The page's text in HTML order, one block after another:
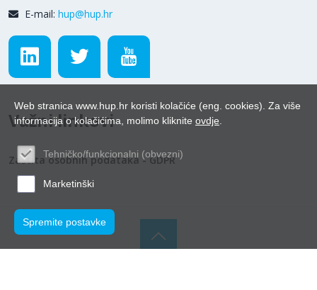
E-mail: hup@hup.hr
Važni linkovi
Zaštita osobnih podataka - GDPR
Web stranica www.hup.hr koristi kolačiće (eng. cookies). Za više
informacija o kolačićima, molimo kliknite ovdje
Tehničko/funkcionalni (obvezni)
Marketinški
Spremite postavke